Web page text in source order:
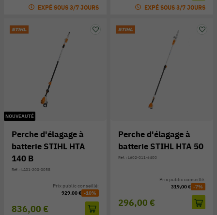
EXPÉ SOUS 3/7 JOURS EXPÉ SOUS 3/7 JOURS
NOUVEAUTÉ
Perche d'élagage à
batterie STIHL HTA
140 B
Réf. : LA01-200-0058
836,00 €
Prix public conseillé:
929,00 € -10%
Perche d'élagage à
batterie STIHL HTA 50
Réf. : LA02-011-6400
296,00 €
Prix public conseillé:
319,00 € -7%